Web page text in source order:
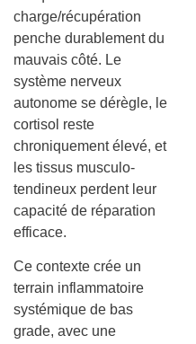
charge/récupération
penche durablement du
mauvais côté. Le
système nerveux
autonome se dérègle, le
cortisol reste
chroniquement élevé, et
les tissus musculo-
tendineux perdent leur
capacité de réparation
efficace.
Ce contexte crée un
terrain inflammatoire
systémique de bas
grade, avec une